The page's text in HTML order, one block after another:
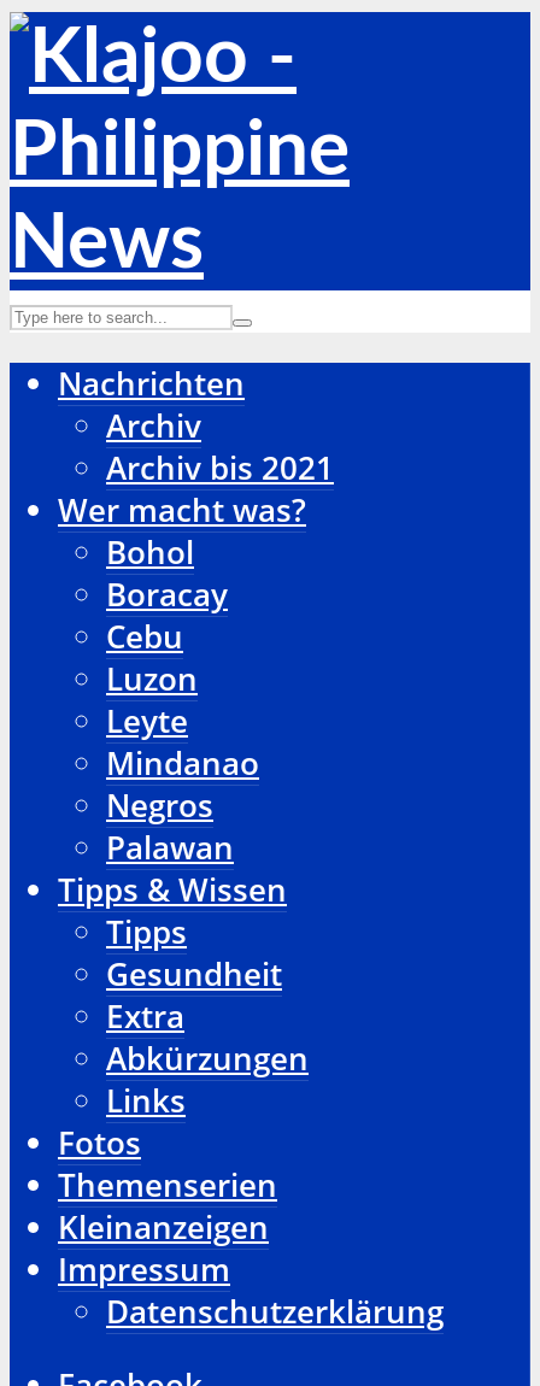
Nachrichten
Archiv
Archiv bis 2021
Wer macht was?
Bohol
Boracay
Cebu
Luzon
Leyte
Mindanao
Negros
Palawan
Tipps & Wissen
Tipps
Gesundheit
Extra
Abkürzungen
Links
Fotos
Themenserien
Kleinanzeigen
Impressum
Datenschutzerklärung